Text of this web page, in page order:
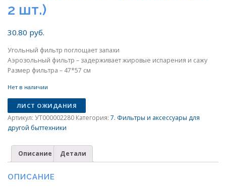
2 шт.)
30.80 руб.
Угольный фильтр поглощает запахи
Аэрозольный фильтр – задерживает жировые испарения и сажу
Размер фильтра – 47*57 см
Нет в наличии
ЛИСТ ОЖИДАНИЯ
Артикул: УТ000002280 Категория: 7. Фильтры и аксессуары для
другой быттехники
Описание Детали
ОПИСАНИЕ